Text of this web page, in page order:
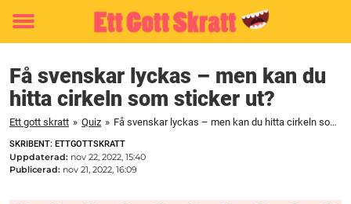
Toggle
Få svenskar lyckas – men kan du
hitta cirkeln som sticker ut?
Ett gott skratt » Quiz » Få svenskar lyckas – men kan du hitta cirkeln som sticker ut?
SKRIBENT: ETTGOTTSKRATT
Uppdaterad: nov 22, 2022, 15:40
Publicerad: nov 21, 2022, 16:09